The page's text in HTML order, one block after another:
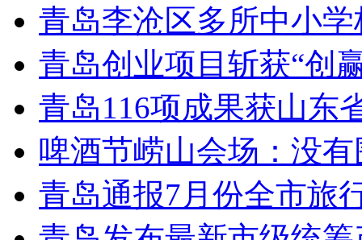
青岛李沧区多所中小
青岛创业项目斩获“创
青岛116项成果获山东
啤酒节崂山会场：没有
青岛通报7月份全市旅